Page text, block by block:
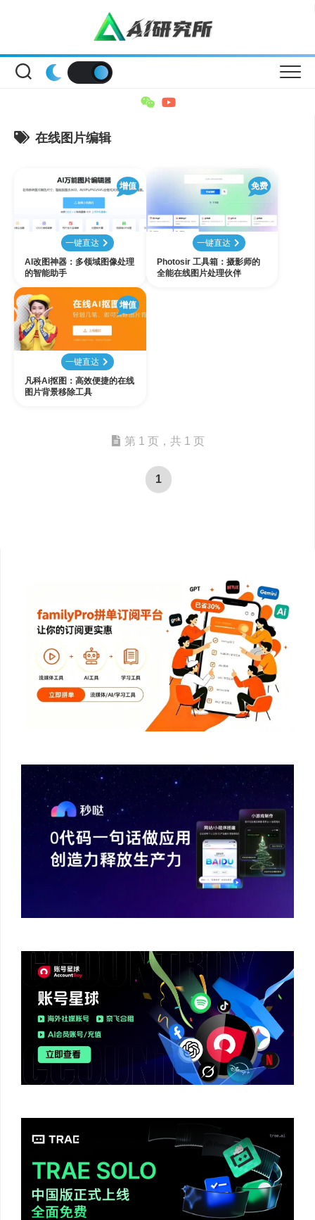
在线图片编辑
增值
一键直达
AI改图神器：多领域图像处理
的智能助手
免费
一键直达
Photosir 工具箱：摄影师的
全能在线图片处理伙伴
增值
一键直达
凡科Ai抠图：高效便捷的在线
图片背景移除工具
第 1 页，共 1 页
1